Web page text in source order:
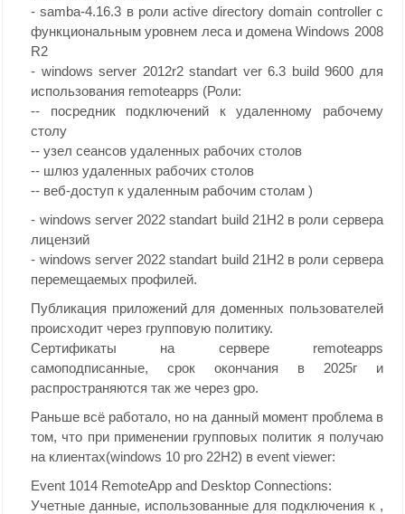
- samba-4.16.3 в роли active directory domain controller с
функциональным уровнем леса и домена Windows 2008
R2
- windows server 2012r2 standart ver 6.3 build 9600 для
использования remoteapps (Роли:
-- посредник подключений к удаленному рабочему
столу
-- узел сеансов удаленных рабочих столов
-- шлюз удаленных рабочих столов
-- веб-доступ к удаленным рабочим столам )
- windows server 2022 standart build 21H2 в роли сервера
лицензий
- windows server 2022 standart build 21H2 в роли сервера
перемещаемых профилей.
Публикация приложений для доменных пользователей
происходит через групповую политику.
Сертификаты на сервере remoteapps
самоподписанные, срок окончания в 2025г и
распространяются так же через gpo.
Раньше всё работало, но на данный момент проблема в
том, что при применении групповых политик я получаю
на клиентах(windows 10 pro 22H2) в event viewer:
Event 1014 RemoteApp and Desktop Connections:
Учетные данные, использованные для подключения к ,